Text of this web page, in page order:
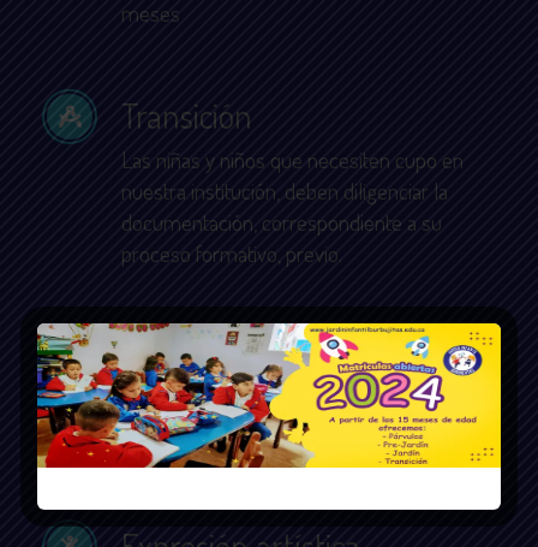
meses
Transición
Las niñas y niños que necesiten cupo en
nuestra institución, deben diligenciar la
documentación, correspondiente a su
proceso formativo, previo.
Pre jardín
Atendemos niñas y niños desde los 2 años
en adelante